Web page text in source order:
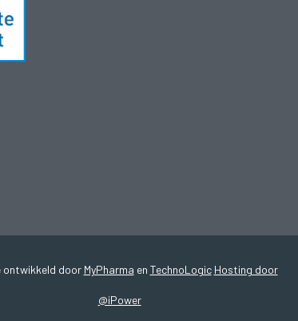
ontwikkeld door MyPharma en TechnoLogic Hosting door
@iPower